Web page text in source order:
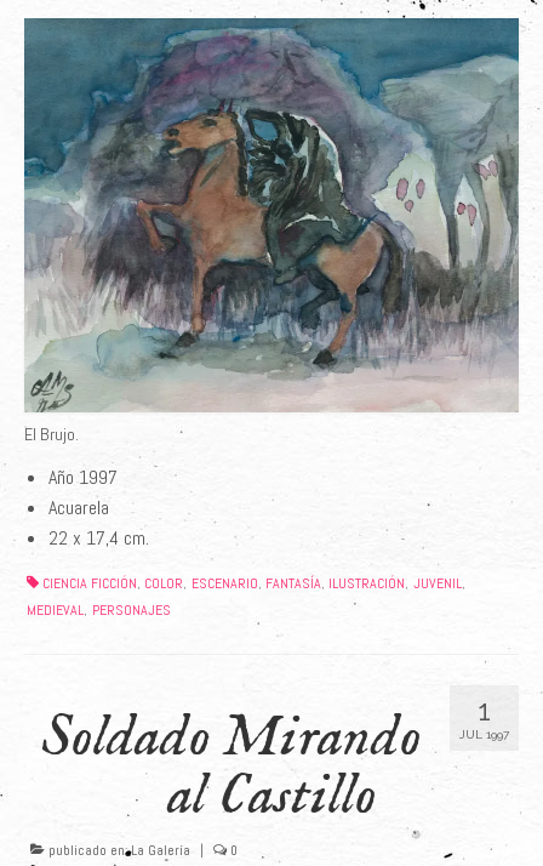
El Brujo.
Año 1997
Acuarela
22 x 17,4 cm.
CIENCIA FICCIÓN, COLOR, ESCENARIO, FANTASÍA, ILUSTRACIÓN, JUVENIL,
MEDIEVAL, PERSONAJES
1
JUL 1997
Soldado Mirando
al Castillo
publicado en:La Galería 0